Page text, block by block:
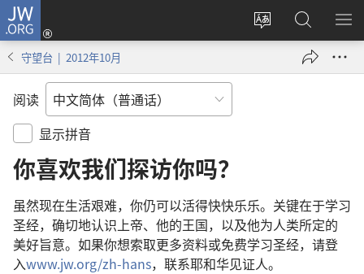
JW.ORG
更
登
录
（打
搜
索
JW.ORG
显
守望台 | 2012年10月
阅读
显示拼音
你喜欢我们探访你吗？
虽然现在生活艰难， 你仍可以活得快快乐乐。 关键在于学习
圣经， 确切地认识上帝、 他的王国， 以及他为人类所定的
美好旨意。 如果你想索取更多资料或免费学习圣经， 请登
入www.jw.org/zh-hans， 联系耶和华见证人。